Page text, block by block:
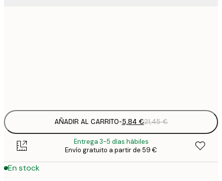
AÑADIR AL CARRITO-5,84 €21,45 €
Entrega 3-5 días hábiles
Envío gratuito a partir de 59 €
En stock